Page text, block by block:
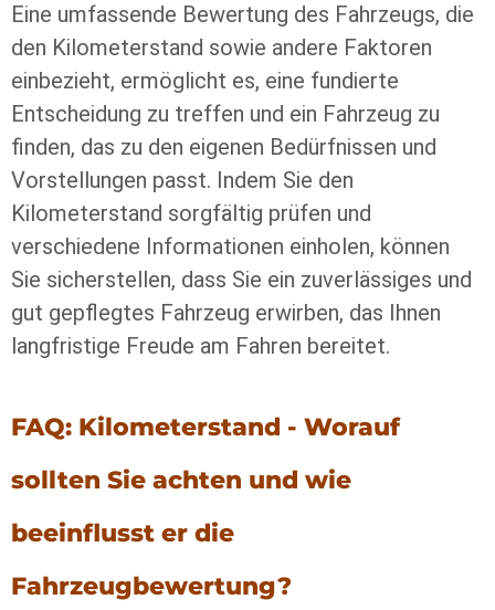
Eine umfassende Bewertung des Fahrzeugs, die
den Kilometerstand sowie andere Faktoren
einbezieht, ermöglicht es, eine fundierte
Entscheidung zu treffen und ein Fahrzeug zu
finden, das zu den eigenen Bedürfnissen und
Vorstellungen passt. Indem Sie den
Kilometerstand sorgfältig prüfen und
verschiedene Informationen einholen, können
Sie sicherstellen, dass Sie ein zuverlässiges und
gut gepflegtes Fahrzeug erwirben, das Ihnen
langfristige Freude am Fahren bereitet.
FAQ: Kilometerstand - Worauf
sollten Sie achten und wie
beeinflusst er die
Fahrzeugbewertung?